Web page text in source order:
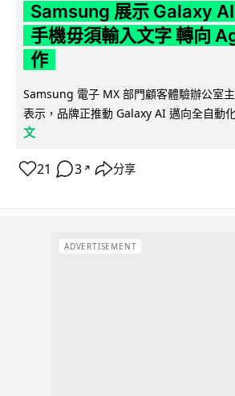
Samsung 展示 Galaxy
手機毋須輸入文字 轉向
作
Samsung 電子 MX 部門顧客體驗辦公室
表示，品牌正推動 Galaxy AI 邁向全自動
文
21 3 ↗ 分享
ADVERTISEMENT